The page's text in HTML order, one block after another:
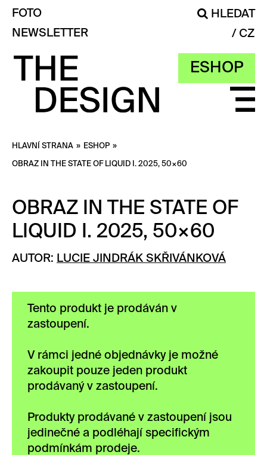
ESHOP
FOTO
HLEDAT
NEWSLETTER
CZ
HLAVNÍ STRANA » ESHOP »
OBRAZ IN THE STATE OF LIQUID I. 2025, 50×60
OBRAZ IN THE STATE OF
LIQUID I. 2025, 50×60
AUTOR: LUCIE JINDRÁK SKŘIVÁNKOVÁ
Tento produkt je prodáván v
zastoupení.
V rámci jedné objednávky je možné
zakoupit pouze jeden produkt
prodávaný v zastoupení.
Produkty prodávané v zastoupení jsou
jedinečné a podléhají specifickým
podmínkám prodeje.